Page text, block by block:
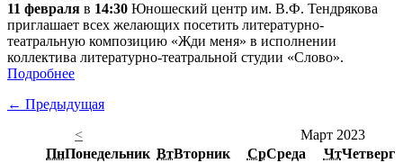
11 февраля в 14:30 Юношеский центр им. В.Ф. Тендрякова
приглашает всех желающих посетить литературно-
театральную композицию «Жди меня» в исполнении
коллектива литературно-театральной студии «Слово».
Подробнее
← Предыдущая
<
Март 2023
ПнПонедельник ВтВторник СрСреда ЧтЧетверг